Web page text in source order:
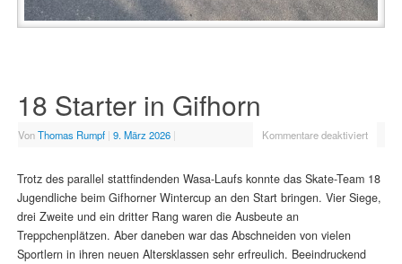
18 Starter in Gifhorn
VonThomas Rumpf | 9. März 2026 | Kommentare deaktiviert
Trotz des parallel stattfindenden Wasa-Laufs konnte das Skate-Team 18
Jugendliche beim Gifhorner Wintercup an den Start bringen. Vier Siege,
drei Zweite und ein dritter Rang waren die Ausbeute an
Treppchenplätzen. Aber daneben war das Abschneiden von vielen
Sportlern in ihren neuen Altersklassen sehr erfreulich. Beeindruckend